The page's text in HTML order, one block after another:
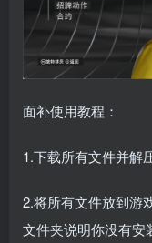
面补使用教程：
1.下载所有文件并解
2.将所有文件放到游
文件夹说明你没有安